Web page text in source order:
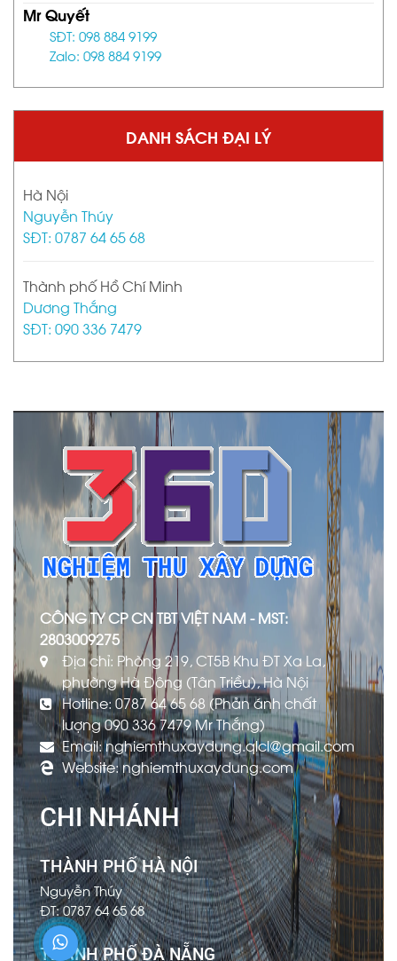
Mr Quyết
SĐT: 098 884 9199
Zalo: 098 884 9199
DANH SÁCH ĐẠI LÝ
Hà Nội
Nguyễn Thúy
SĐT: 0787 64 65 68
Thành phố Hồ Chí Minh
Dương Thắng
SĐT: 090 336 7479
CÔNG TY CP CN TBT VIỆT NAM - MST:
2803009275
Địa chỉ: Phòng 219, CT5B Khu ĐT Xa La,
phường Hà Đông (Tân Triều), Hà Nội
Hotline: 0787 64 65 68 (Phản ánh chất
lượng 090 336 7479 Mr Thắng)
Email: nghiemthuxaydung.qlcl@gmail.com
Website: nghiemthuxaydung.com
CHI NHÁNH
THÀNH PHỐ HÀ NỘI
Nguyễn Thúy
ĐT: 0787 64 65 68
THÀNH PHỐ ĐÀ NẴNG